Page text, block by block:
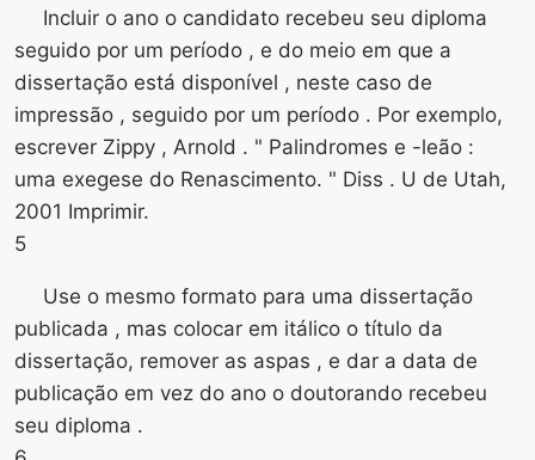
Incluir o ano o candidato recebeu seu diploma
seguido por um período , e do meio em que a
dissertação está disponível , neste caso de
impressão , seguido por um período . Por exemplo,
escrever Zippy , Arnold . " Palindromes e -leão :
uma exegese do Renascimento. " Diss . U de Utah,
2001 Imprimir.
5
Use o mesmo formato para uma dissertação
publicada , mas colocar em itálico o título da
dissertação, remover as aspas , e dar a data de
publicação em vez do ano o doutorando recebeu
seu diploma .